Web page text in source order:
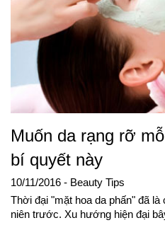
Muốn da rạng rỡ
bí quyết này
10/11/2016 - Beauty Tips
Thời đại "mặt hoa da phấn" đã
niên trước. Xu hướng hiện đại